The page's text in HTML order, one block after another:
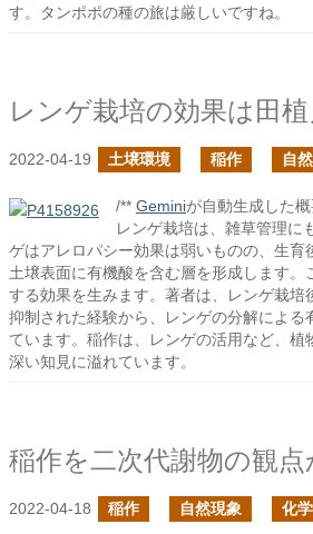
す。タンポポの種の旅は厳しいですね。
2022-04-19 土壌環境 稲作 自
/** Geminiが自動生成した
レンゲ栽培は、雑草管理に
ゲはアレロパシー効果は弱いものの、生育
土壌表面に有機酸を含む層を形成します。
する効果を生みます。著者は、レンゲ栽培
抑制された経験から、レンゲの分解による
ています。稲作は、レンゲの活用など、植
深い知見に溢れています。
2022-04-18 稲作 自然現象 化